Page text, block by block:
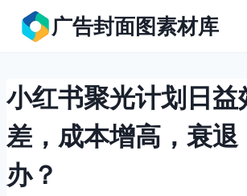
广告封面图素材库
小红书聚光计划日益
差，成本增高，衰退
办？